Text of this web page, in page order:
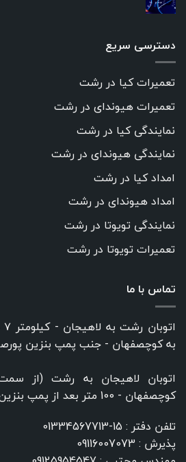
دسترسی سریع
تعمیرات کیا در رشت
تعمیرات هیوندای در رشت
نمایندگی کیا در رشت
نمایندگی هیوندای در رشت
امداد کیا در رشت
امداد هیوندای در رشت
نمایندگی تویوتا در رشت
تعمیرات تویوتا در رشت
تماس با ما
به کوچصفهان - جنب پمپ بنزین
اتوبان لاهیجان به رشت (از
کوچصفهان - 100 متر بعد از پمپ بنزین پورصادق ۲
تلفن دفتر : 15-01334567713
پذیرش : 09116007073